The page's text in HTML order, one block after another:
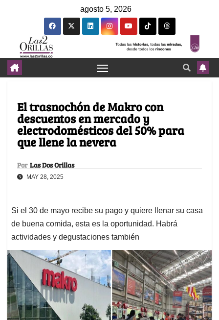
agosto 5, 2026
El trasnochón de Makro con
descuentos en mercado y
electrodomésticos del 50% para
que llene la nevera
Por Las Dos Orillas
MAY 28, 2025
Si el 30 de mayo recibe su pago y quiere llenar su casa
de buena comida, esta es la oportunidad. Habrá
actividades y degustaciones también